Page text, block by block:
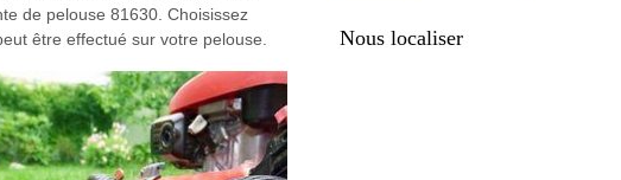
de pelouse 81630. Choisissez
être effectué sur votre pelouse.
Nous localiser